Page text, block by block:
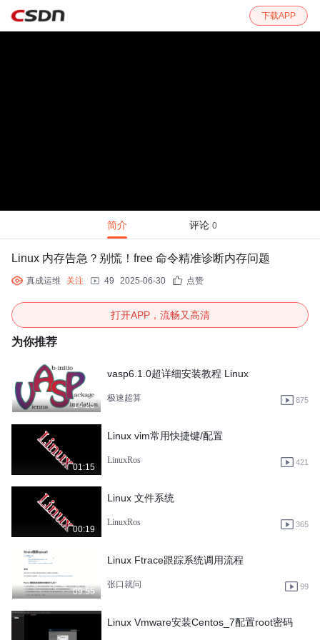
下载APP
简介 评论 0
Linux 内存告急？别慌！free 命令精准诊断内存问题
真成运维 关注 49 2025-06-30 点赞
打开APP，流畅又高清
为你推荐
14:25
vasp6.1.0超详细安装教程 Linux
极速超算 875
01:15
Linux vim常用快捷键/配置
LinuxRos 421
00:19
Linux 文件系统
LinuxRos 365
09:55
Linux Ftrace跟踪系统调用流程
张口就问 99
Linux Vmware安装Centos_7配置root密码